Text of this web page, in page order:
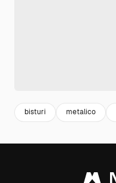
bisturi metalico